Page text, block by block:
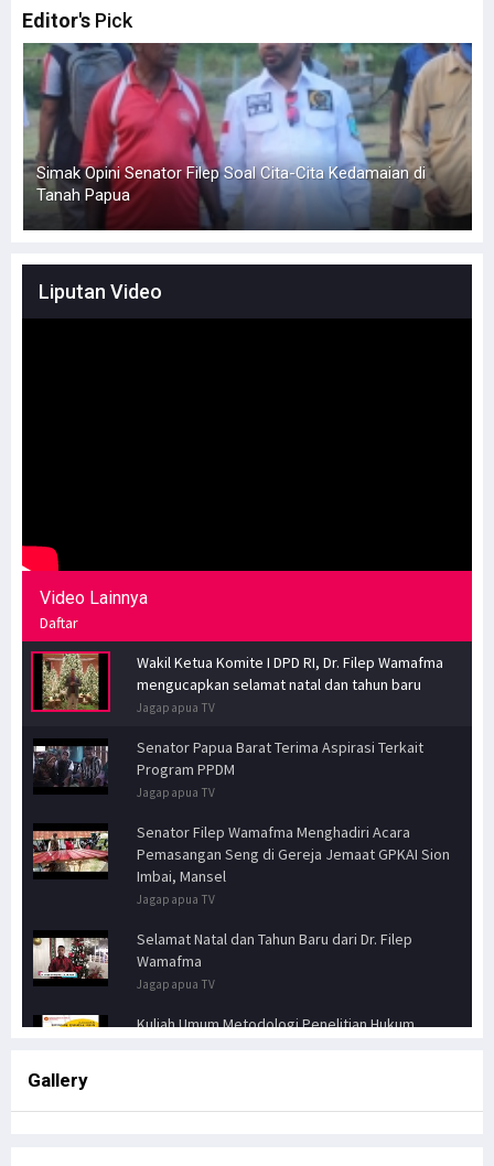
Editor's Pick
Simak Opini Senator Filep Soal Cita-Cita Kedamaian di
Tanah Papua
Liputan Video
Video Lainnya
Daftar
Wakil Ketua Komite I DPD RI, Dr. Filep Wamafma
mengucapkan selamat natal dan tahun baru
Jagapapua TV
Senator Papua Barat Terima Aspirasi Terkait
Program PPDM
Jagapapua TV
Senator Filep Wamafma Menghadiri Acara
Pemasangan Seng di Gereja Jemaat GPKAI Sion
Imbai, Mansel
Jagapapua TV
Selamat Natal dan Tahun Baru dari Dr. Filep
Wamafma
Jagapapua TV
Kuliah Umum Metodologi Penelitian Hukum
Gallery